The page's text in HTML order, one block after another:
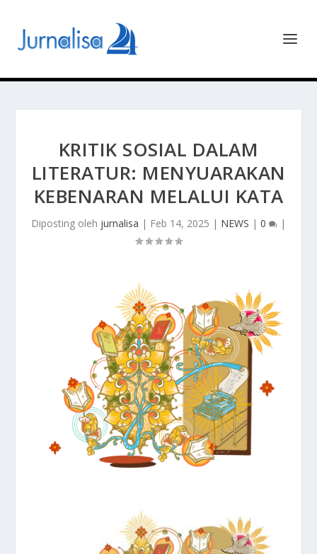
KRITIK SOSIAL DALAM
LITERATUR: MENYUARAKAN
KEBENARAN MELALUI KATA
Diposting oleh jurnalisa | Feb 14, 2025 | NEWS | 0 |